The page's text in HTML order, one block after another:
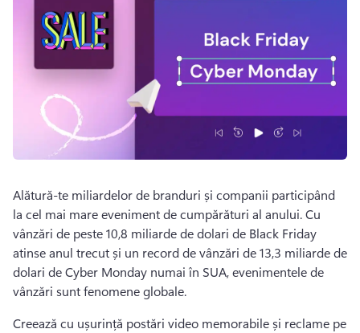
Alătură-te miliardelor de branduri și companii participând
la cel mai mare eveniment de cumpărături al anului. Cu
vânzări de peste 10,8 miliarde de dolari de Black Friday
atinse anul trecut și un record de vânzări de 13,3 miliarde de
dolari de Cyber Monday numai în SUA, evenimentele de
vânzări sunt fenomene globale.
Creează cu ușurință postări video memorabile și reclame pe